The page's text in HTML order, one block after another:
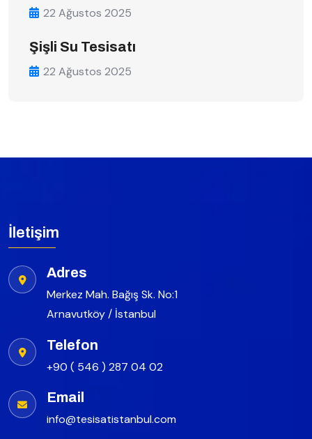
22 Ağustos 2025
Şişli Su Tesisatı
22 Ağustos 2025
İletişim
Adres
Merkez Mah. Bağış Sk. No:1
Arnavutköy / İstanbul
Telefon
+90 ( 546 ) 287 04 02
Email
info@tesisatistanbul.com